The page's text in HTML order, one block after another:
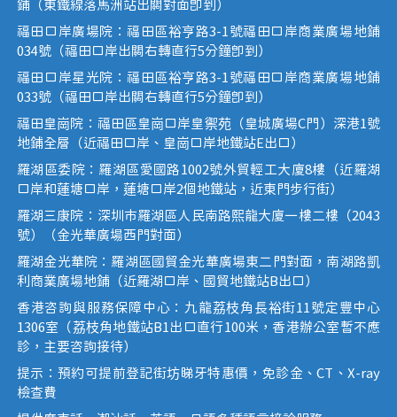
鋪（東鐵線落馬洲站出關對面即到）
福田口岸廣場院：福田區裕亨路3-1號福田口岸商業廣場地鋪
034號（福田口岸出關右轉直行5分鐘即到）
福田口岸星光院：福田區裕亨路3-1號福田口岸商業廣場地鋪
033號（福田口岸出關右轉直行5分鐘即到）
福田皇崗院：福田區皇崗口岸皇禦苑（皇城廣場C門）深港1號
地鋪全層（近福田口岸、皇崗口岸地鐵站E出口）
羅湖區委院：羅湖區愛國路1002號外貿輕工大廈8樓（近羅湖
口岸和蓮塘口岸，蓮塘口岸2個地鐵站，近東門步行街）
羅湖三康院：深圳市羅湖區人民南路熙龍大廈一樓二樓（2043
號）（金光華廣場西門對面）
羅湖金光華院：羅湖區國貿金光華廣場東二門對面，南湖路凱
利商業廣場地鋪（近羅湖口岸、國貿地鐵站B出口）
香港咨詢與服務保障中心：九龍荔枝角長裕街11號定豐中心
1306室（荔枝角地鐵站B1出口直行100米，香港辦公室暫不應
診，主要咨詢接待）
提示：預約可提前登記街坊睇牙特惠價，免診金、CT、X-ray
檢查費